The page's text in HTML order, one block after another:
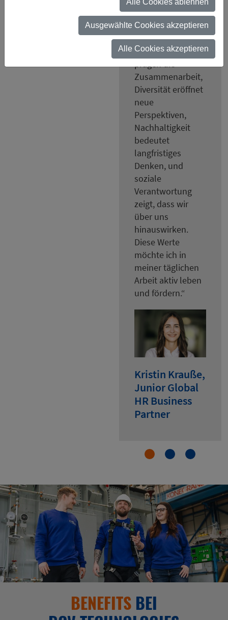
inklusiven
Unternehmenskultur:
Vertrauen und
Verlässlichkeit
prägen die
Zusammenarbeit,
Diversität eröffnet
neue
Perspektiven,
Nachhaltigkeit
bedeutet
langfristiges
Denken, und
soziale
Verantwortung
zeigt, dass wir
über uns
hinauswirken.
Diese Werte
möchte ich in
meiner täglichen
Arbeit aktiv leben
und fördern.“
Kristin Krauße,
Junior Global
HR Business
Partner
BENEFITSBEI
Alle Cookies ablehnen
Ausgewählte Cookies akzeptieren
Alle Cookies akzeptieren